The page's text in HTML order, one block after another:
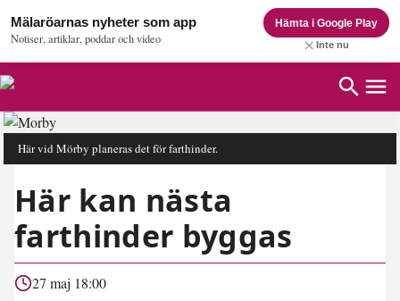
Mälaröarnas nyheter som app
Notiser, artiklar, poddar och video
Hämta i Google Play
Inte nu
Här vid Mörby planeras det för farthinder.
Här kan nästa
farthinder byggas
27 maj 18:00